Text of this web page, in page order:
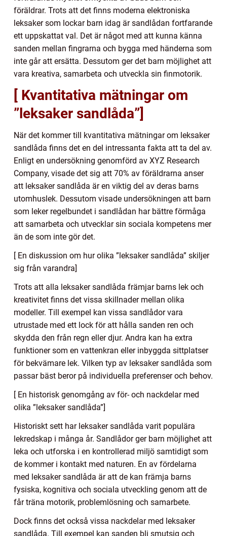
föräldrar. Trots att det finns moderna elektroniska
leksaker som lockar barn idag är sandlådan fortfarande
ett uppskattat val. Det är något med att kunna känna
sanden mellan fingrarna och bygga med händerna som
inte går att ersätta. Dessutom ger det barn möjlighet att
vara kreativa, samarbeta och utveckla sin finmotorik.
[ Kvantitativa mätningar om
”leksaker sandlåda”]
När det kommer till kvantitativa mätningar om leksaker
sandlåda finns det en del intressanta fakta att ta del av.
Enligt en undersökning genomförd av XYZ Research
Company, visade det sig att 70% av föräldrarna anser
att leksaker sandlåda är en viktig del av deras barns
utomhuslek. Dessutom visade undersökningen att barn
som leker regelbundet i sandlådan har bättre förmåga
att samarbeta och utvecklar sin sociala kompetens mer
än de som inte gör det.
[ En diskussion om hur olika ”leksaker sandlåda” skiljer
sig från varandra]
Trots att alla leksaker sandlåda främjar barns lek och
kreativitet finns det vissa skillnader mellan olika
modeller. Till exempel kan vissa sandlådor vara
utrustade med ett lock för att hålla sanden ren och
skydda den från regn eller djur. Andra kan ha extra
funktioner som en vattenkran eller inbyggda sittplatser
för bekvämare lek. Vilken typ av leksaker sandlåda som
passar bäst beror på individuella preferenser och behov.
[ En historisk genomgång av för- och nackdelar med
olika ”leksaker sandlåda”]
Historiskt sett har leksaker sandlåda varit populära
lekredskap i många år. Sandlådor ger barn möjlighet att
leka och utforska i en kontrollerad miljö samtidigt som
de kommer i kontakt med naturen. En av fördelarna
med leksaker sandlåda är att de kan främja barns
fysiska, kognitiva och sociala utveckling genom att de
får träna motorik, problemlösning och samarbete.
Dock finns det också vissa nackdelar med leksaker
sandlåda. Till exempel kan sanden bli smutsig och